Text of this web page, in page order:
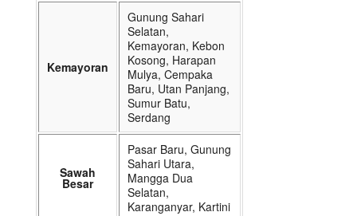
Kemayoran
Gunung Sahari
Selatan,
Kemayoran, Kebon
Kosong, Harapan
Mulya, Cempaka
Baru, Utan Panjang,
Sumur Batu,
Serdang
Sawah
Besar
Pasar Baru, Gunung
Sahari Utara,
Mangga Dua
Selatan,
Karanganyar, Kartini